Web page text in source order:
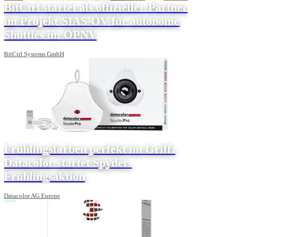
BitCtrl startet als offizieller Partner
im Projekt SIAS-ÖV für autonome
Shuttles im ÖPNV
BitCtrl Systems GmbH
Frühlingsfarben perfekt im Griff:
Datacolor startet Spyder-
Frühlingsaktion
Datacolor AG Europe